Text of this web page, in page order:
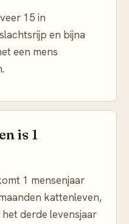
15 in
en bijna
een mens
is 1
1 mensenjaar
kattenleven,
derde levensjaar